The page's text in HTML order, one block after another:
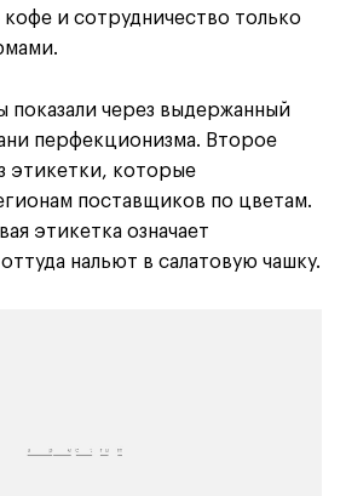
и сотрудничество только
показали через выдержанный
перфекционизма. Второе
этикетки, которые
поставщиков по цветам.
этикетка означает
нальют в салатовую чашку.